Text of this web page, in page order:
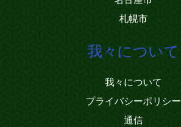
札幌市
我々について
我々について
プライバシーポリシー
通信